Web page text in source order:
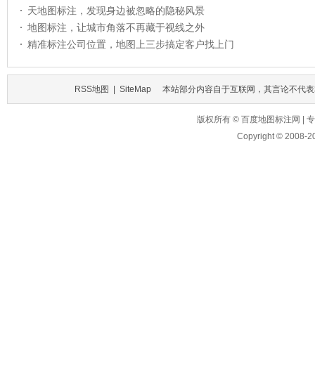
天地图标注，发现身边被忽略的隐秘风景
地图标注，让城市角落不再藏于视线之外
精准标注公司位置，地图上三步搞定客户找上门
RSS地图 SiteMap 本站部分内容自于互联网，其言论不代
版权所有 © 百度地图标注网 |
Copyright © 2008-